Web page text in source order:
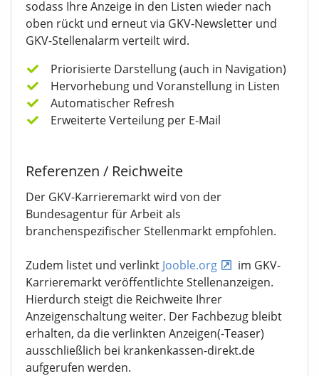
sodass Ihre Anzeige in den Listen wieder nach
oben rückt und erneut via GKV-Newsletter und
GKV-Stellenalarm verteilt wird.
Priorisierte Darstellung (auch in Navigation)
Hervorhebung und Voranstellung in Listen
Automatischer Refresh
Erweiterte Verteilung per E-Mail
Referenzen / Reichweite
Der GKV-Karrieremarkt wird von der
Bundesagentur für Arbeit als
branchenspezifischer Stellenmarkt empfohlen.
Zudem listet und verlinkt Jooble.org
im GKV-
Karrieremarkt veröffentlichte Stellenanzeigen.
Hierdurch steigt die Reichweite Ihrer
Anzeigenschaltung weiter. Der Fachbezug bleibt
erhalten, da die verlinkten Anzeigen(-Teaser)
ausschließlich bei krankenkassen-direkt.de
aufgerufen werden.